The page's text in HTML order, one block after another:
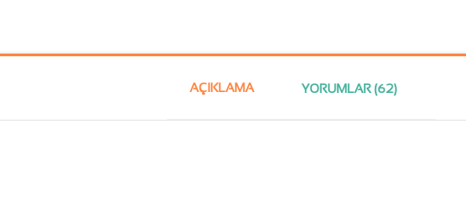
AÇIKLAMA YORUMLAR (62)